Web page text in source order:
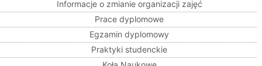
Informacje o zmianie organizacji zajęć
Prace dyplomowe
Egzamin dyplomowy
Praktyki studenckie